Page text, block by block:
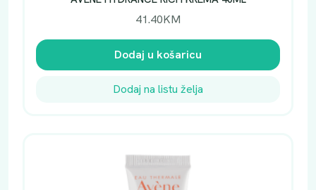
41.40KM
Dodaj u košaricu
Dodaj na listu želja